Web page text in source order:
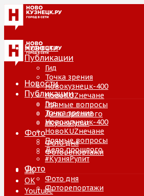
Новости
Публикации
Гид
Точка зрения
Новокузнецк-400
НовоKUZнечане
Прямые вопросы
Дело прошлого
#КузняРулит
Фото
Фото дня
Фоторепортажи
VK
ОК
Youtube
Новости
Публикации
Гид
Точка зрения
Новокузнецк-400
НовоKUZнечане
Прямые вопросы
Дело прошлого
#КузняРулит
Фото
Фото дня
Фоторепортажи